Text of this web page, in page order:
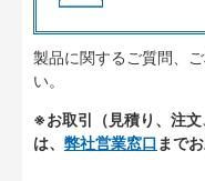
製品に関するご質問、
い。
※お取引（見積り、注
は、 弊社営業窓口 まで